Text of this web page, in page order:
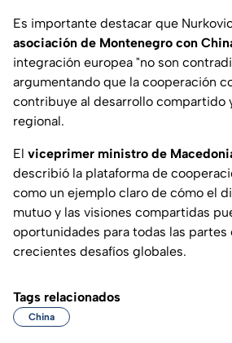
Es importante destacar que
asociación de Montenegro con
integración europea "no son
argumentando que la cooperación
contribuye al desarrollo compartido
regional.
El viceprimer ministro de
describió la plataforma de
como un ejemplo claro de cómo el
mutuo y las visiones compartidas
oportunidades para todas las partes
crecientes desafíos globales.
Tags relacionados
China